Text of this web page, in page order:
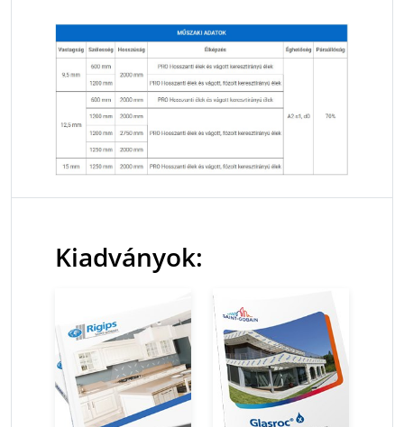
Kiadványok: